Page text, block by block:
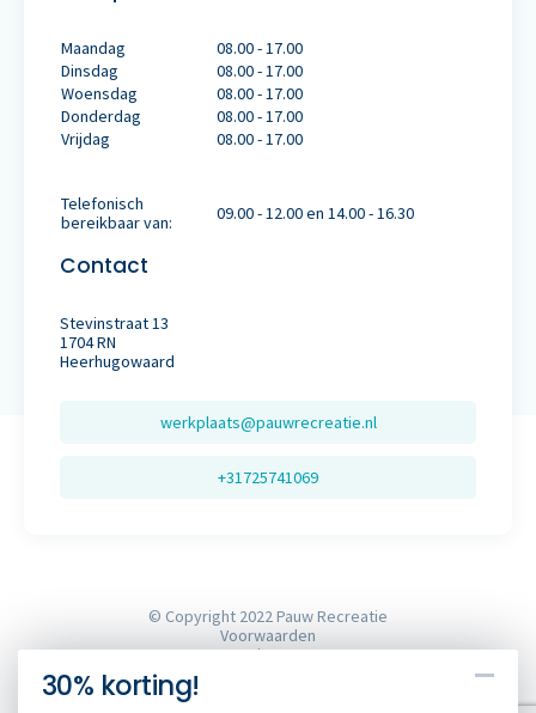
30% korting!
Maandag
08.00 - 17.00
Dinsdag
08.00 - 17.00
Woensdag
08.00 - 17.00
Donderdag
08.00 - 17.00
Vrijdag
08.00 - 17.00
Telefonisch
bereikbaar van:
09.00 - 12.00 en 14.00 - 16.30
Contact
Stevinstraat 13
1704 RN
Heerhugowaard
werkplaats@pauwrecreatie.nl
+31725741069
© Copyright 2022 Pauw Recreatie
Voorwaarden
Privacy